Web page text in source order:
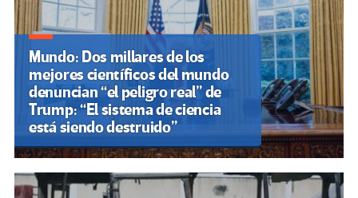
Mundo: Dos millares de los
mejores científicos del mundo
denuncian “el peligro real” de
Trump: “El sistema de ciencia
está siendo destruido”